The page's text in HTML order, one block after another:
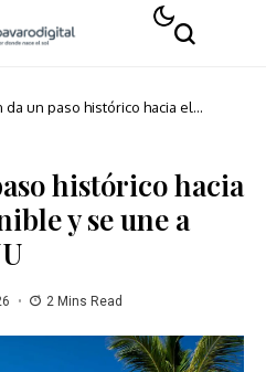
da un paso histórico hacia el
histórico hacia
y se une a
2 Mins Read